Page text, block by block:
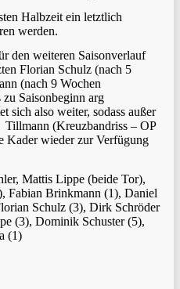
Halbzeit ein letztlich
werden.
den weiteren Saisonverlauf
Florian Schulz (nach 5
(nach 9 Wochen
zu Saisonbeginn arg
sich also weiter, sodass außer
Tillmann (Kreuzbandriss – OP
Kader wieder zur Verfügung
Mattis Lippe (beide Tor),
Fabian Brinkmann (1), Daniel
Schulz (3), Dirk Schröder
(3), Dominik Schuster (5),
(1)